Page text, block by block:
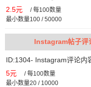
2.5元 /每100数量
最小数量100 / 50000
Instagram帖子
ID:1304- Instagram评论内
5元 /每100数量
最小数量20 / 10000